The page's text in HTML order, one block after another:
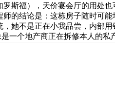
斯福），天价宴会厅的用处
的结论是：这栋房子随时可
她不是正在小我品尝，内部
一个地产商正在拆修本人的